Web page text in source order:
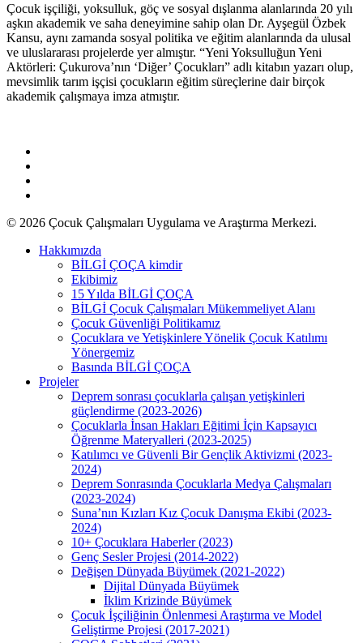
Çocuk işçiliği, yoksulluk, göç ve sosyal dışlanma alanlarında 20 yılı
aşkın akademik ve saha deneyimine sahip olan Dr. Ayşegül Özbek
Kansu, aynı zamanda sosyal politika ve eğitim alanlarında da ulusal
ve uluslararası projelerde yer almıştır. “Yeni Yoksulluğun Yeni
Aktörleri: Çukurova’nın ‘Diğer’ Çocukları” adlı kitabın yazarı olup,
mevsimlik tarım işçisi çocukların eğitim süreçlerine dair birçok
akademik çalışmaya imza atmıştır.
© 2026 Çocuk Çalışmaları Uygulama ve Araştırma Merkezi.
Close
Hakkımızda
BİLGİ ÇOÇA kimdir
Ekibimiz
15 Yılda BİLGİ ÇOÇA
BİLGİ Çocuk Çalışmaları Mükemmeliyet Alanı
Çocuk Güvenliği Politikamız
Çocuklara ve Yetişkinlere Yönelik Çocuk Katılımı
Yönergemiz
Basında BİLGİ ÇOÇA
Projeler
Deprem sonrası çocuklarla çalışan yetişkinleri
güçlendirme (2023-2026)
Çocuklarla İnsan Hakları Eğitimi İçin Kapsayıcı
Öğrenme Materyalleri (2023-2025)
Katılımcı ve Güvenli Bir Gençlik Aktivizmi (2023-
2024)
Deprem Sonrasında Çocuklarla Medya Çalışmaları
(2023-2024)
Suna’nın Kızları Kız Çocuk Danışma Ekibi (2023-
2024)
10+ Çocuklara Haberler (2023)
Genç Sesler Projesi (2014-2022)
Değişen Dünyada Büyümek (2021-2022)
Dijital Dünyada Büyümek
İklim Krizinde Büyümek
Çocuk İşçiliğinin Önlenmesi Araştırma ve Model
Geliştirme Projesi (2017-2021)